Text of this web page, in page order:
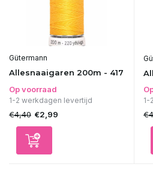
Gütermann
Allesnaaigaren 200m - 417
Op voorraad
1-2 werkdagen levertijd
€4,40 €2,99
1-